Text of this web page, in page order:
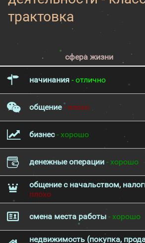
трактовка
сфера жизни
начинания - отлично
общение- плохо
бизнес- хорошо
денежные операции - хорошо
общение с начальством,
плохо
смена места работы - хорошо
недвижимость (покупка,